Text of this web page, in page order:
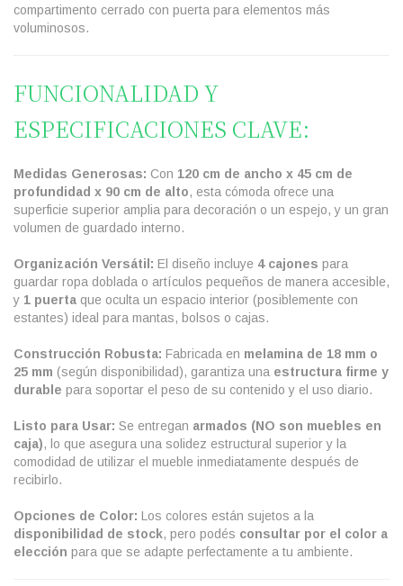
compartimento cerrado con puerta para elementos más
voluminosos.
FUNCIONALIDAD Y
ESPECIFICACIONES CLAVE:
Medidas Generosas: Con 120 cm de ancho x 45 cm de
profundidad x 90 cm de alto, esta cómoda ofrece una
superficie superior amplia para decoración o un espejo, y un gran
volumen de guardado interno.
Organización Versátil: El diseño incluye 4 cajones para
guardar ropa doblada o artículos pequeños de manera accesible,
y 1 puerta que oculta un espacio interior (posiblemente con
estantes) ideal para mantas, bolsos o cajas.
Construcción Robusta: Fabricada en melamina de 18 mm o
25 mm (según disponibilidad), garantiza una estructura firme y
durable para soportar el peso de su contenido y el uso diario.
Listo para Usar: Se entregan armados (NO son muebles en
caja), lo que asegura una solidez estructural superior y la
comodidad de utilizar el mueble inmediatamente después de
recibirlo.
Opciones de Color: Los colores están sujetos a la
disponibilidad de stock, pero podés consultar por el color a
elección para que se adapte perfectamente a tu ambiente.